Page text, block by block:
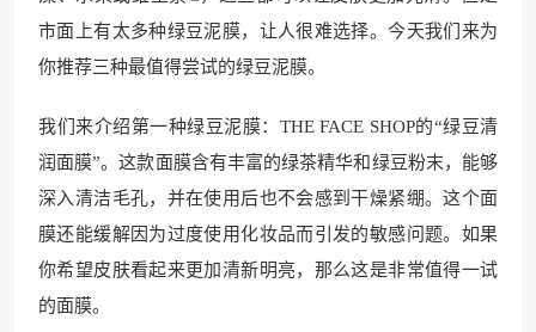
市面上有太多种绿豆泥膜，让人很难选择。今天我们来为
你推荐三种最值得尝试的绿豆泥膜。
我们来介绍第一种绿豆泥膜：THE FACE SHOP的“绿豆清
润面膜”。这款面膜含有丰富的绿茶精华和绿豆粉末，能够
深入清洁毛孔，并在使用后也不会感到干燥紧绷。这个面
膜还能缓解因为过度使用化妆品而引发的敏感问题。如果
你希望皮肤看起来更加清新明亮，那么这是非常值得一试
的面膜。